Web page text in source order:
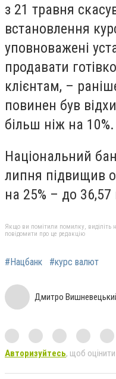
з 21 травня
встановлення
уповноважені
продавати
клієнтам, –
повинен був
більш ніж на 10%.
Національний
липня підвищив
на 25% – до
Якщо ви помітили помилку, виділіть
повідомити про це редакцію
#Нацбанк #курс валют
Дмитро
Авторизуйтесь, щоб оцінити